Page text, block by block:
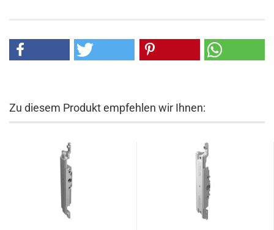
Zu diesem Produkt empfehlen wir Ihnen: